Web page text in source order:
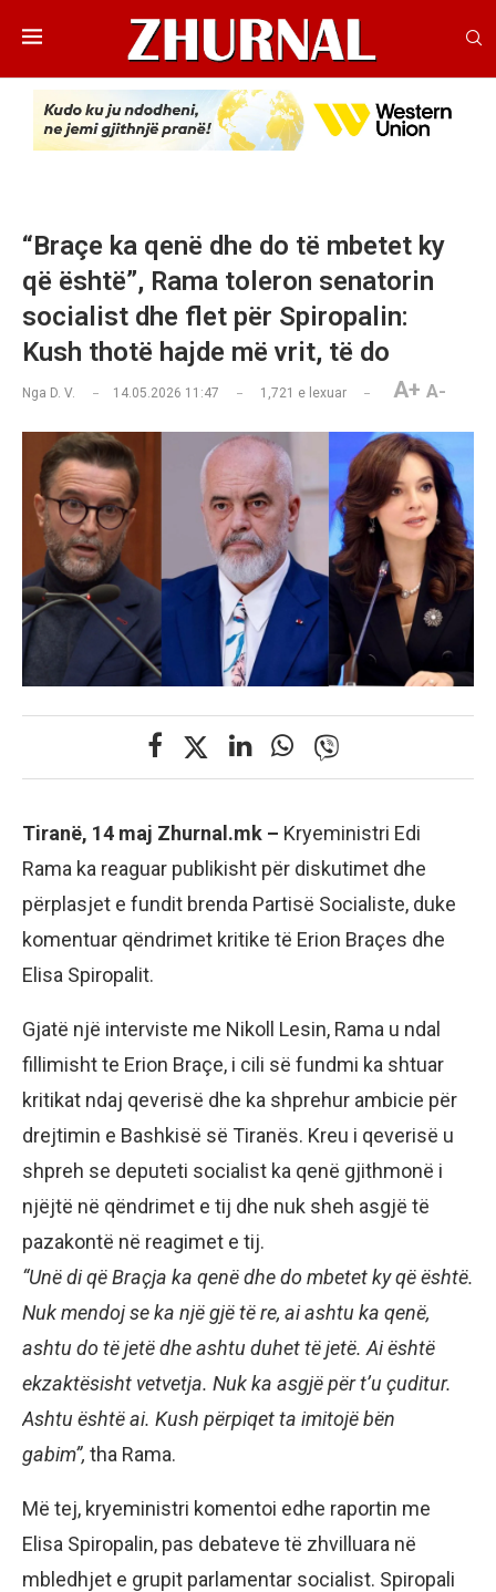
“Braçe ka qenë dhe do të mbetet ky
që është”, Rama toleron senatorin
socialist dhe flet për Spiropalin:
Kush thotë hajde më vrit, të do
Nga D. V. 14.05.2026 11:47 1,721 e lexuar A+ A-
Tiranë, 14 maj Zhurnal.mk – Kryeministri Edi
Rama ka reaguar publikisht për diskutimet dhe
përplasjet e fundit brenda Partisë Socialiste, duke
komentuar qëndrimet kritike të Erion Braçes dhe
Elisa Spiropalit.
Gjatë një interviste me Nikoll Lesin, Rama u ndal
fillimisht te Erion Braçe, i cili së fundmi ka shtuar
kritikat ndaj qeverisë dhe ka shprehur ambicie për
drejtimin e Bashkisë së Tiranës. Kreu i qeverisë u
shpreh se deputeti socialist ka qenë gjithmonë i
njëjtë në qëndrimet e tij dhe nuk sheh asgjë të
pazakontë në reagimet e tij.
“Unë di që Braçja ka qenë dhe do mbetet ky që është.
Nuk mendoj se ka një gjë të re, ai ashtu ka qenë,
ashtu do të jetë dhe ashtu duhet të jetë. Ai është
ekzaktësisht vetvetja. Nuk ka asgjë për t’u çuditur.
Ashtu është ai. Kush përpiqet ta imitojë bën
gabim”, tha Rama.
Më tej, kryeministri komentoi edhe raportin me
Elisa Spiropalin, pas debateve të zhvilluara në
mbledhjet e grupit parlamentar socialist. Spiropali